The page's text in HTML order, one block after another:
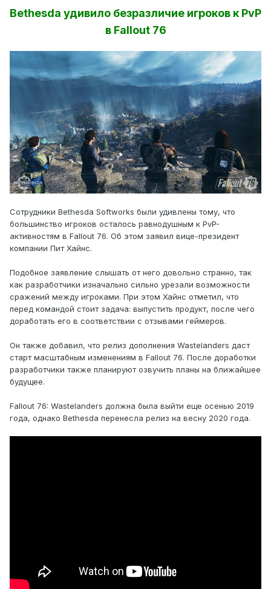
Bethesda удивило безразличие игроков к PvP
в Fallout 76
Сотрудники Bethesda Softworks были удивлены тому, что
большинство игроков осталось равнодушным к PvP-
активностям в Fallout 76. Об этом заявил вице-президент
компании Пит Хайнс.
Подобное заявление слышать от него довольно странно, так
как разработчики изначально сильно урезали возможности
сражений между игроками. При этом Хайнс отметил, что
перед командой стоит задача: выпустить продукт, после чего
доработать его в соответствии с отзывами геймеров.
Он также добавил, что релиз дополнения Wastelanders даст
старт масштабным изменениям в Fallout 76. После доработки
разработчики также планируют озвучить планы на ближайшее
будущее.
Fallout 76: Wastelanders должна была выйти еще осенью 2019
года, однако Bethesda перенесла релиз на весну 2020 года.